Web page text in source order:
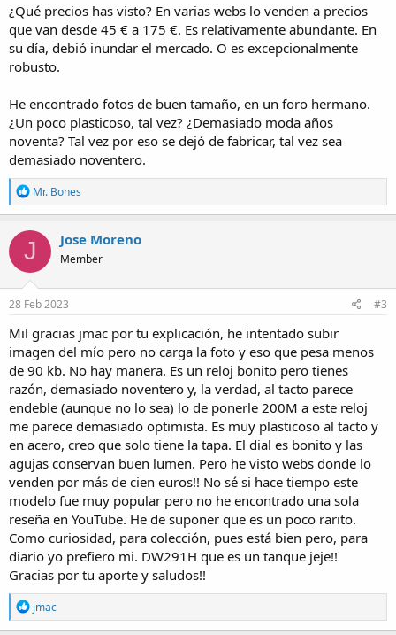
¿Qué precios has visto? En varias webs lo venden a precios
que van desde 45 € a 175 €. Es relativamente abundante. En
su día, debió inundar el mercado. O es excepcionalmente
robusto.
He encontrado fotos de buen tamaño, en un foro hermano.
¿Un poco plasticoso, tal vez? ¿Demasiado moda años
noventa? Tal vez por eso se dejó de fabricar, tal vez sea
demasiado noventero.
R
e
a
c
t
i
o
n
s
Mr. Bones
J Jose Moreno
Member
28 Feb 2023 #3
Mil gracias jmac por tu explicación, he intentado subir
imagen del mío pero no carga la foto y eso que pesa menos
de 90 kb. No hay manera. Es un reloj bonito pero tienes
razón, demasiado noventero y, la verdad, al tacto parece
endeble (aunque no lo sea) lo de ponerle 200M a este reloj
me parece demasiado optimista. Es muy plasticoso al tacto y
en acero, creo que solo tiene la tapa. El dial es bonito y las
agujas conservan buen lumen. Pero he visto webs donde lo
venden por más de cien euros!! No sé si hace tiempo este
modelo fue muy popular pero no he encontrado una sola
reseña en YouTube. He de suponer que es un poco rarito.
Como curiosidad, para colección, pues está bien pero, para
diario yo prefiero mi. DW291H que es un tanque jeje!!
Gracias por tu aporte y saludos!!
R
e
jmac